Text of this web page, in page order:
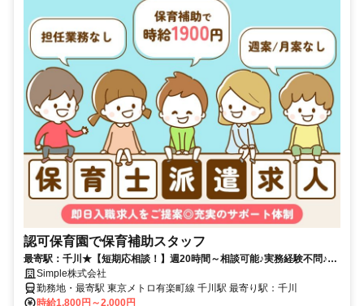
認可保育園で保育補助スタッフ
最寄駅：千川★【短期応相談！】週20時間～相談可能♪実務経験不問♪高
収入の保育士さん♪
Simple株式会社
勤務地・最寄駅 東京メトロ有楽町線 千川駅 最寄り駅：千川
時給1,800円～2,000円